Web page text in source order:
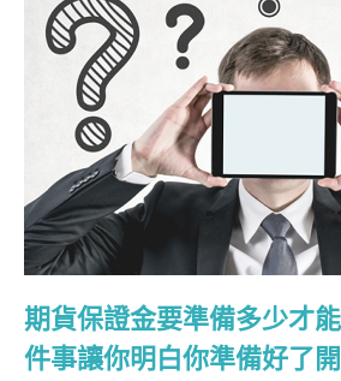
期貨保證金要準備多少才
件事讓你明白你準備好了